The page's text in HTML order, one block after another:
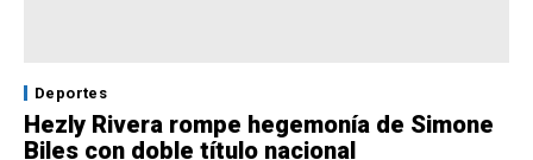
Deportes
Hezly Rivera rompe hegemonía de Simone
Biles con doble título nacional